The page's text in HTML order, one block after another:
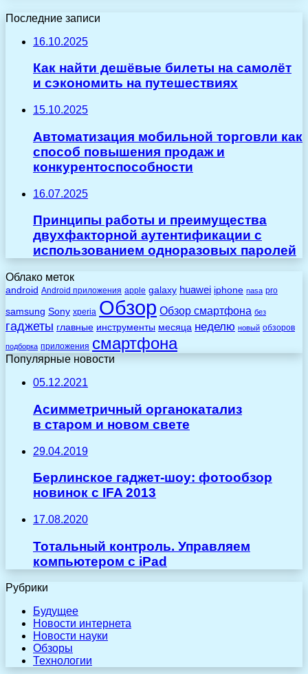
Последние записи
16.10.2025
Как найти дешёвые билеты на самолёт
и сэкономить на путешествиях
15.10.2025
Автоматизация мобильной торговли как
способ повышения продаж и
конкурентоспособности
16.07.2025
Принципы работы и преимущества
двухфакторной аутентификации с
использованием одноразовых паролей
Облако меток
android Android приложения apple galaxy huawei iphone nasa pro
samsung Sony xperia Обзор Обзор смартфона без
гаджеты главные инструменты месяца неделю новый обзоров
подборка приложения смартфона
Популярные новости
05.12.2021
Асимметричный органокатализ
в старом и новом свете
29.04.2019
Берлинское гаджет-шоу: фотообзор
новинок с IFA 2013
17.08.2020
Тотальный контроль. Управляем
компьютером с iPad
Рубрики
Будущее
Новости интернета
Новости науки
Обзоры
Технологии